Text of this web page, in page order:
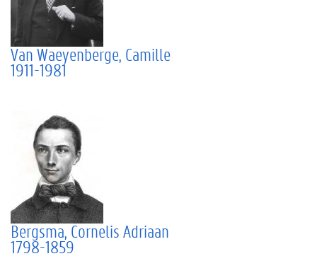
Van Waeyenberge, Camille
1911-1981
Bergsma, Cornelis Adriaan
1798-1859